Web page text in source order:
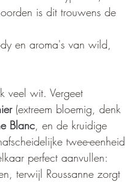
is dit trouwens de
en aroma's van wild,
veel wit. Vergeet
(extreem bloemig, denk
Blanc, en de kruidige
twee-eenheid
perfect aanvullen:
terwijl Roussanne zorgt